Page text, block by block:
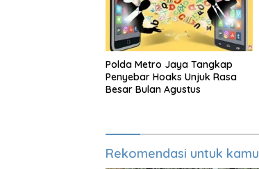
Polda Metro Jaya Tangkap
Penyebar Hoaks Unjuk Rasa
Besar Bulan Agustus
Rekomendasi untuk kamu